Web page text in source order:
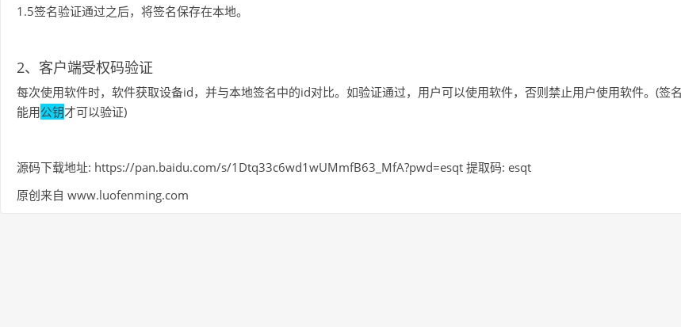
1.5签名验证通过之后，将签名保存在本地。
2、客户端受权码验证
每次使用软件时，软件获取设备id，并与本地签名中的id对比。如验证通过，用户可以使用软件，否则禁止用户使用软件。(签
能用公钥才可以验证)
源码下载地址: https://pan.baidu.com/s/1Dtq33c6wd1wUMmfB63_MfA?pwd=esqt 提取码: esqt
原创来自 www.luofenming.com